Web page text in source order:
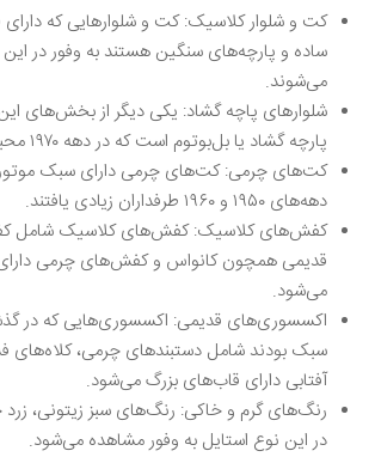
کت و شلوار کلاسیک: کت و شلوارهایی که دارای
ساده و پارچه‌های سنگین هستند به وفور در
می‌شوند.
شلوارهای پاچه گشاد: یکی دیگر از بخش‌های
پارچه گشاد یا بل‌بوتوم است که در دهه ۱۹۷۰ محبوبیت زیادی یافتند.
کت‌های‌ چرمی: کت‌های چرمی دارای سبک
دهه‌های ۱۹۵۰ و ۱۹۶۰ طرفداران زیادی یافتند.
کفش‌های کلاسیک: کفش‌های کلاسیک شامل
قدیمی همچون کانواس و کفش‌های چرمی
می‌شود.
اکسسوری‌های قدیمی: اکسسوری‌هایی که در
سبک بودند شامل دستبندهای چرمی، کلاه‌های
آفتابی دارای قاب‌های بزرگ می‌شود.
رنگ‌های ‌گرم و خاکی: رنگ‌های سبز زیتونی، زرد
در این نوع استایل به وفور مشاهده می‌شود.